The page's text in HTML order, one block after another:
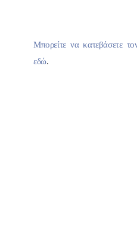
Μπορείτε να κατεβάσετε
εδώ.